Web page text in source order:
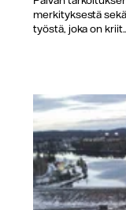
merkityksestä
työstä, joka on